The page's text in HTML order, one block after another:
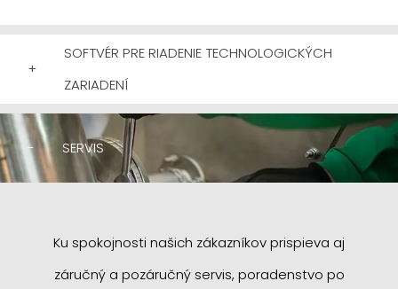
+
SOFTVÉR PRE RIADENIE TECHNOLOGICKÝCH
ZARIADENÍ
- SERVIS
Ku spokojnosti našich zákazníkov prispieva aj
záručný a pozáručný servis, poradenstvo po